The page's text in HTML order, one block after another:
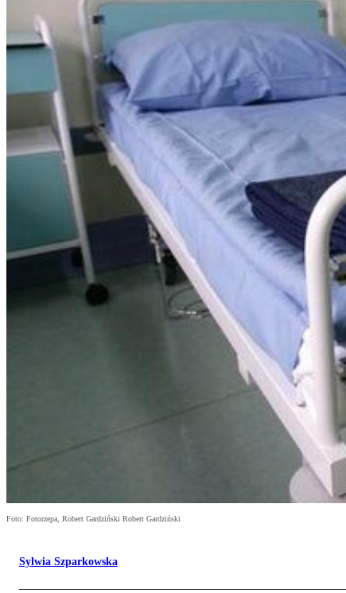
Foto: Fotorzepa, Robert Gardziński Robert Gardziński
Sylwia Szparkowska